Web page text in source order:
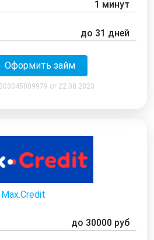
1 минут
до 31 дней
Оформить займ
от 22.08.2023
Max.Credit
до 30000 руб